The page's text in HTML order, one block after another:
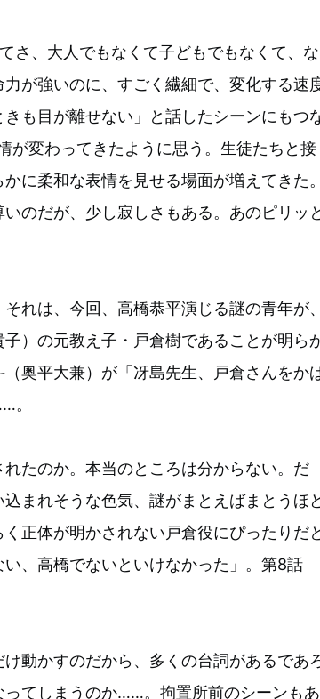
さ、大人でもなくて子どもでもなくて、な
が強いのに、すごく繊細で、変化する速
も目が離せない」と話したシーンにもつ
が変わってきたように思う。生徒たちと接
に柔和な表情を見せる場面が増えてきた。
のだが、少し寂しさもある。あのピリッ
れは、今回、高橋恭平演じる謎の青年が、
）の元教え子・戸倉樹であることが明ら
奥平大兼）が「冴島先生、戸倉さんをか
。
たのか。本当のところは分からない。だ
まれそうな色気、謎がまとえばまとうほ
正体が明かされない戸倉役にぴったりだ
、高橋でないといけなかった」。第8話
動かすのだから、多くの台詞があるであ
ってしまうのか……。拘置所前のシーンもあ